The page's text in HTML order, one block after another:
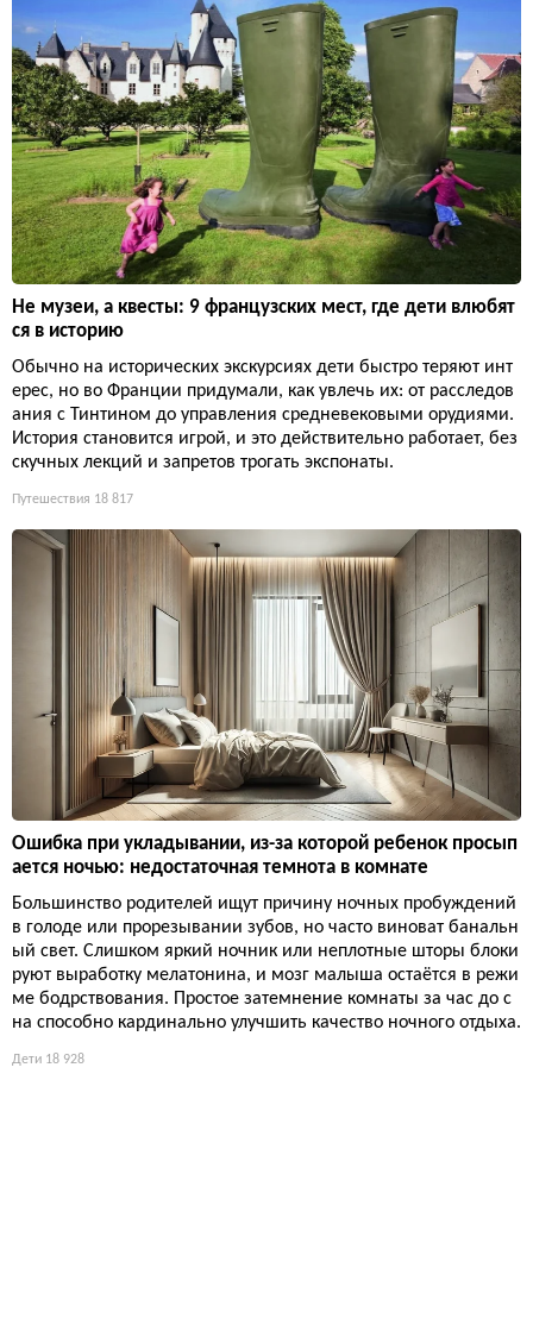
Не музеи, а квесты: 9 французских мест, где дети влюбят
ся в историю
Обычно на исторических экскурсиях дети быстро теряют инт
ерес, но во Франции придумали, как увлечь их: от расследов
ания с Тинтином до управления средневековыми орудиями.
История становится игрой, и это действительно работает, без
скучных лекций и запретов трогать экспонаты.
Путешествия 18 817
Ошибка при укладывании, из-за которой ребенок просып
ается ночью: недостаточная темнота в комнате
Большинство родителей ищут причину ночных пробуждений
в голоде или прорезывании зубов, но часто виноват банальн
ый свет. Слишком яркий ночник или неплотные шторы блоки
руют выработку мелатонина, и мозг малыша остаётся в режи
ме бодрствования. Простое затемнение комнаты за час до с
на способно кардинально улучшить качество ночного отдыха.
Дети 18 928